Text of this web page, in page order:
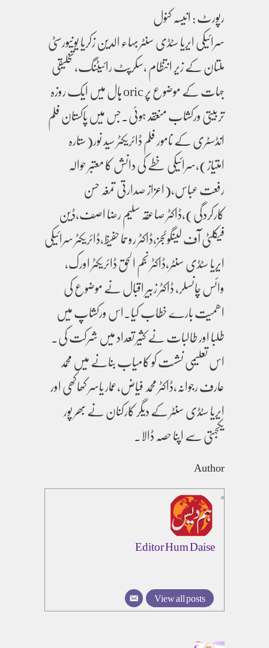
رپورٹ : انیسہ کنول
سرائیکی ایریا سٹڈی سنٹر بہاء الدین زکریا یونیورسٹی
ملتان کے زیر انتظام ،سکرپٹ رائیٹنگ،تخلیقی
جہات کے موضوع پر oric ہال میں ایک روزہ
تربیتی ورکشاب منعقد ہوئی۔جس میں پاکستان فلم
انڈسٹری کے نامور فلم ڈائریکٹر سید نور(ستارہ
امتیاز)،سرائیکی خطے کی دانش کا معتبر حوالہ
رفعت عباس،(اعزاز صدارتی تمغہ حسن
کارکردگی),ڈاکٹر صاعقہ سلیم رضا اصف،ڈین
فیکلٹی آف لینگوئجز،ڈاکٹر روحما حفیظ،ڈائریکٹر سرائیکی
ایریا سٹڈی سنٹر،ڈاکٹر نجم الحق ڈائریکٹر اورک،
وائس چانسلر، ڈاکٹر زبیر اقبال نے موضوع کی
اھمیت بارے خطاب کیا۔اس ورکشاپ میں
طلبا اور طالبات نے کثیر تعداد میں شرکت کی۔
اس تعلیمی نشست کو کامیاب بنانے میں محمد
عارف رجوانہ،ڈاکٹر محمد فیاض،عمار یاسر کھاکھی اور
ایریا سٹڈی سنٹر کے دیگر کارکنان نے بھر پور
یکجہتی سے اپنا حصہ ڈالا۔
Author
Editor Hum Daise
View all posts